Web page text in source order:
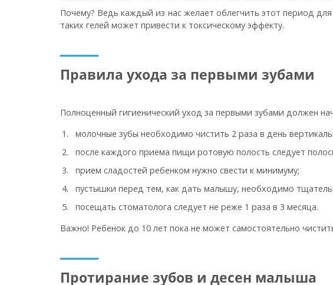
Почему? Ведь каждый из нас желает облегчить этот период
таких гелей может привести к токсическому эффекту.
Правила ухода за первыми зубами
Полноценный гигиенический уход за первыми зубами должен
молочные зубы необходимо чистить 2 раза в день
после каждого приема пищи ротовую полость следует
прием сладостей ребенком нужно свести к минимуму;
пустышки перед тем, как дать малышу, необходимо
посещать стоматолога следует не реже 1 раза в 3 месяца.
Важно! Ребенок до 10 лет пока не может самостоятельно
Протирание зубов и десен малыша